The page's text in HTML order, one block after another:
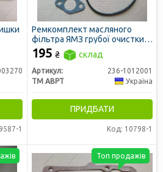
1
Ремкомплект масляного
фільтра ЯМЗ грубої очистки
(АВРТ)
195 ₴ склад
Артикул:
236-1012001
ТМ АВРТ
Україна
ПРИДБАТИ
Код: 10798-1
Топ продажів